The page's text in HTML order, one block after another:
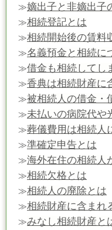
≫嫡出子と非嫡出子
≫相続登記とは
≫相続開始後の賃料
≫名義預金と相続に
≫借金も相続してし
≫香典は相続財産に
≫被相続人の借金・
≫未払いの病院代や
≫葬儀費用は相続人
≫準確定申告とは
≫海外在住の相続人
≫相続欠格とは
≫相続人の廃除とは
≫相続財産に含まれ
≫みなし相続財産と